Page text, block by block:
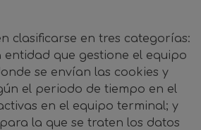
clasificarse en tres categorías:
entidad que gestione el equipo
se envían las cookies y
el periodo de tiempo en el
en el equipo terminal; y
la que se traten los datos